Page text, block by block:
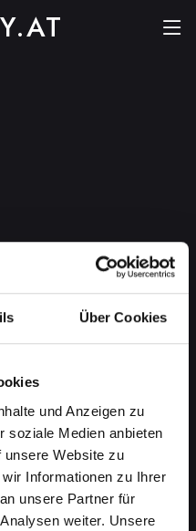
Über Cookies
und Anzeigen zu
soziale Medien anbieten
unsere Website zu
Informationen zu Ihrer
unsere Partner für
weiter. Unsere